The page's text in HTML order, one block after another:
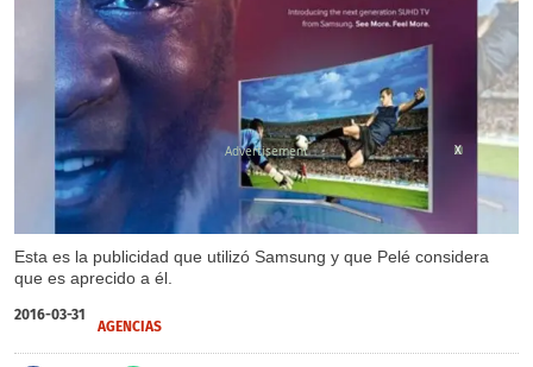
Esta es la publicidad que utilizó Samsung y que Pelé considera
que es aprecido a él.
X
2016-03-31
AGENCIAS